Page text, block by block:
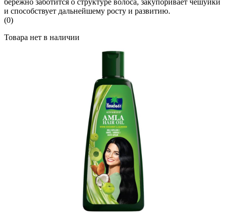
бережно заботится о структуре волоса, закупоривает чешуйки
и способствует дальнейшему росту и развитию.
(0)
Товара нет в наличии